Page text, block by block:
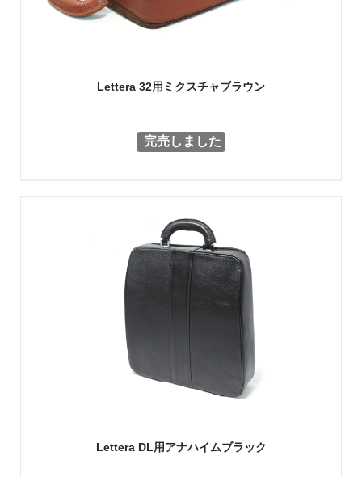
Lettera 32用ミクスチャブラウン
完売しました
Lettera DL用アナハイムブラック